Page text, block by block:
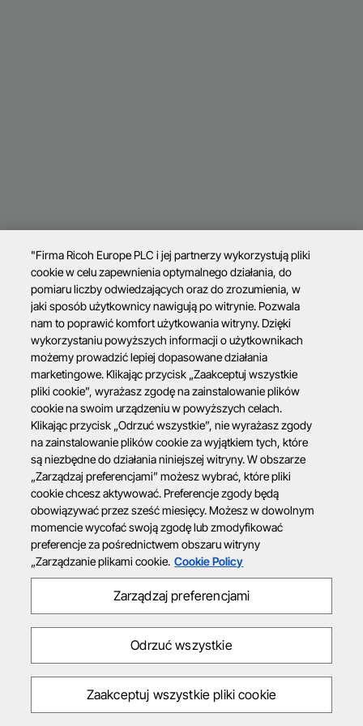
"Firma Ricoh Europe PLC i jej partnerzy wykorzystują pliki
cookie w celu zapewnienia optymalnego działania, do
pomiaru liczby odwiedzających oraz do zrozumienia, w
jaki sposób użytkownicy nawigują po witrynie. Pozwala
nam to poprawić komfort użytkowania witryny. Dzięki
wykorzystaniu powyższych informacji o użytkownikach
możemy prowadzić lepiej dopasowane działania
marketingowe. Klikając przycisk „Zaakceptuj wszystkie
pliki cookie”, wyrażasz zgodę na zainstalowanie plików
cookie na swoim urządzeniu w powyższych celach.
Klikając przycisk „Odrzuć wszystkie”, nie wyrażasz zgody
na zainstalowanie plików cookie za wyjątkiem tych, które
są niezbędne do działania niniejszej witryny. W obszarze
„Zarządzaj preferencjami” możesz wybrać, które pliki
cookie chcesz aktywować. Preferencje zgody będą
obowiązywać przez sześć miesięcy. Możesz w dowolnym
momencie wycofać swoją zgodę lub zmodyfikować
preferencje za pośrednictwem obszaru witryny
„Zarządzanie plikami cookie. Cookie Policy
Zarządzaj preferencjami
Odrzuć wszystkie
Zaakceptuj wszystkie pliki cookie